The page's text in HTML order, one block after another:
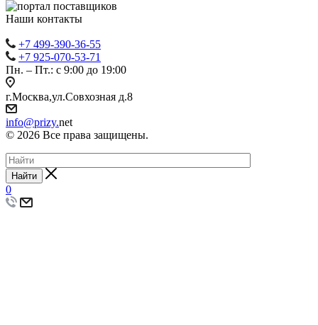
Наши контакты
+7 499-390-36-55
+7 925-070-53-71
Пн. – Пт.: с 9:00 до 19:00
г.Москва,ул.Совхозная д.8
info@prizy.net
© 2026 Все права защищены.
Найти
0